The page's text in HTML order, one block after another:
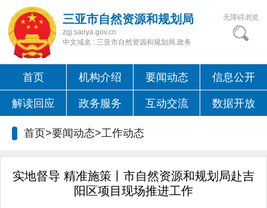
三亚市自然资源和规划局
zgj.sanya.gov.cn
中文域名 : 三亚市自然资源和规划局.政务
无障碍浏览
首页 机构介绍 要闻动态 信息公开
解读回应 政务服务 互动交流 数据开放
首页>要闻动态>工作动态
实地督导 精准施策丨市自然资源和规划局赴吉
阳区项目现场推进工作